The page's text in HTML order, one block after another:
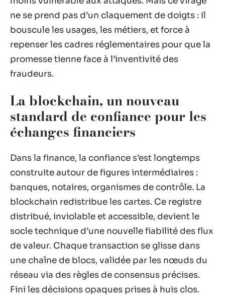
ne se prend pas d’un claquement de doigts : il
bouscule les usages, les métiers, et force à
repenser les cadres réglementaires pour que la
promesse tienne face à l’inventivité des
fraudeurs.
La blockchain, un nouveau
standard de confiance pour les
échanges financiers
Dans la finance, la confiance s’est longtemps
construite autour de figures intermédiaires :
banques, notaires, organismes de contrôle. La
blockchain redistribue les cartes. Ce registre
distribué, inviolable et accessible, devient le
socle technique d’une nouvelle fiabilité des flux
de valeur. Chaque transaction se glisse dans
une chaîne de blocs, validée par les nœuds du
réseau via des règles de consensus précises.
Fini les décisions opaques prises à huis clos.